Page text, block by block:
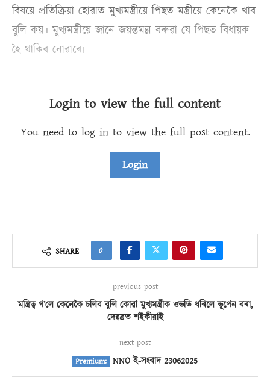
বিষয়ে প্ৰতিক্ৰিয়া হোৱাত মুখ্যমন্ত্ৰীয়ে পিছত মন্ত্ৰীয়ে কেনেকৈ খাব
বুলি কয়। মুখ্যমন্ত্ৰীয়ে জানে জয়ন্তমল্ল বৰুৱা যে পিছত বিধায়ক
হৈ থাকিব নোৱাৰে৷
Login to view the full content
You need to log in to view the full post content.
Login
SHARE 0
previous post
মন্ত্ৰিত্ব গ’লে কেনেকৈ চলিব বুলি কোৱা মুখ্যমন্ত্ৰীক ওভতি ধৰিলে ভূপেন বৰা,
দেৱব্ৰত শইকীয়াই
next post
NNO ই-সংবাদ 23062025